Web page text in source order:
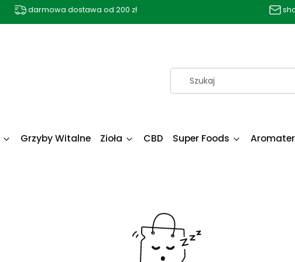
darmowa dostawa od 200 zł
Grzyby Witalne Zioła CBD Super Foods